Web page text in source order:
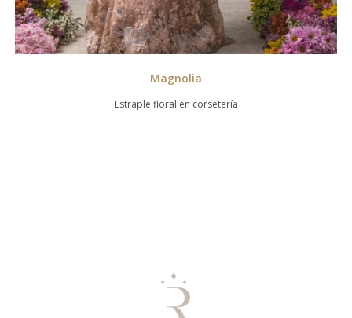
Magnolia
Estraple floral en corsetería